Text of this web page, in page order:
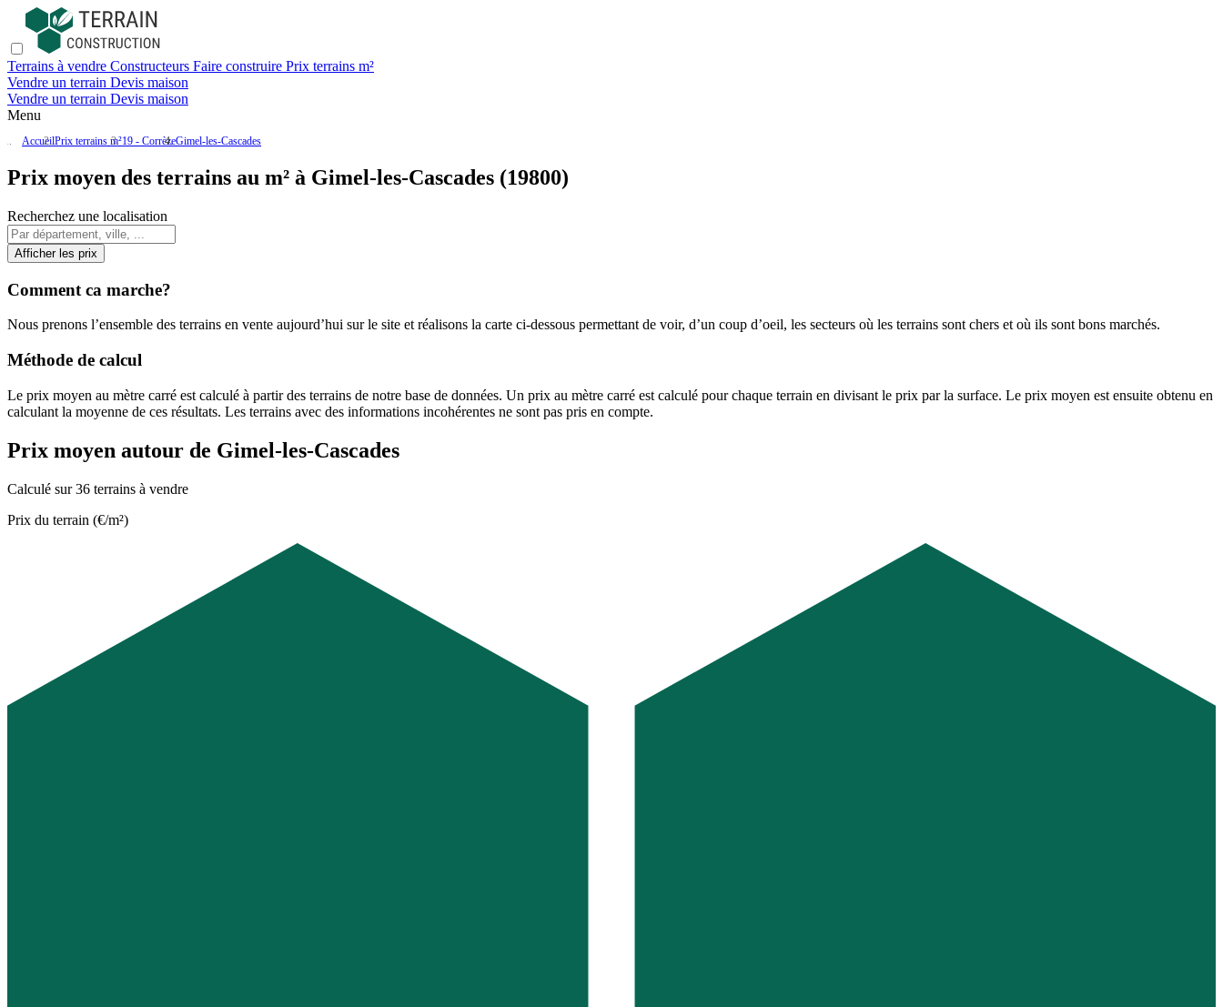
Terrains à vendre Constructeurs Faire construire Prix terrains m²
Vendre un terrain Devis maison
Vendre un terrain Devis maison
Menu
AccueilPrix terrains m²19 - CorrèzeGimel-les-Cascades
Prix moyen des terrains au m² à Gimel-les-Cascades (19800)
Recherchez une localisation
Afficher les prix
Comment ca marche?
Nous prenons l’ensemble des terrains en vente aujourd’hui sur le site et réalisons la carte ci-dessous permettant de voir, d’un coup d’oeil, les secteurs où les terrains sont chers et où ils sont bons marchés.
Méthode de calcul
Le prix moyen au mètre carré est calculé à partir des terrains de notre base de données. Un prix au mètre carré est calculé pour chaque terrain en divisant le prix par la surface. Le prix moyen est ensuite obtenu en
calculant la moyenne de ces résultats. Les terrains avec des informations incohérentes ne sont pas pris en compte.
Prix moyen autour de Gimel-les-Cascades
Calculé sur 36 terrains à vendre
Prix du terrain (€/m²)